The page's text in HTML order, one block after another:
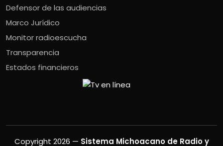
Defensor de las audiencias
Marco Jurídico
Monitor radioescucha
Transparencia
Estados financieros
Copyright 2026 — Sistema Michoacano de Radio y